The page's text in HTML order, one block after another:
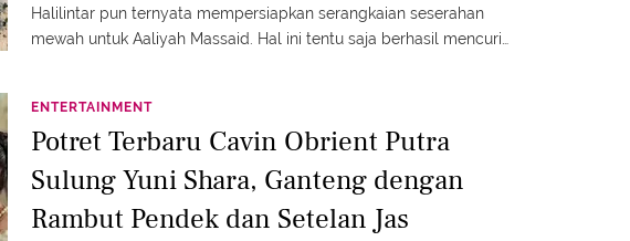
Halilintar pun ternyata mempersiapkan serangkaian seserahan
mewah untuk Aaliyah Massaid. Hal ini tentu saja berhasil mencuri
ENTERTAINMENT
Potret Terbaru Cavin Obrient Putra
Sulung Yuni Shara, Ganteng dengan
Rambut Pendek dan Setelan Jas